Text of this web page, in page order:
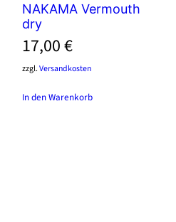
NAKAMA Vermouth
dry
17,00€
zzgl.Versandkosten
In den Warenkorb